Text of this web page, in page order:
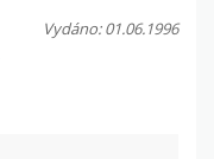
Vydáno: 01.06.1996